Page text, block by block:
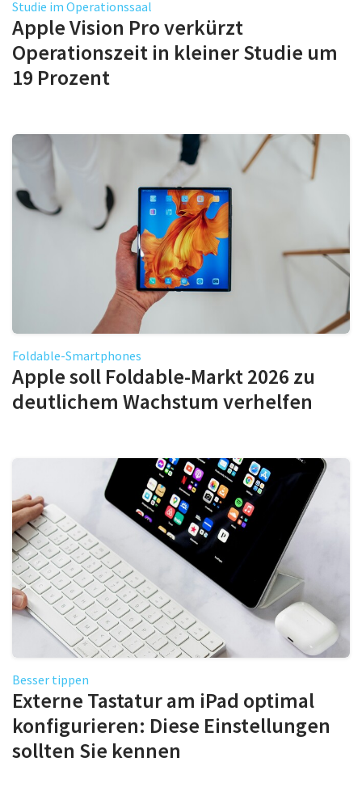
Studie im Operationssaal
Apple Vision Pro verkürzt
Operationszeit in kleiner Studie um
19 Prozent
Foldable-Smartphones
Apple soll Foldable-Markt 2026 zu
deutlichem Wachstum verhelfen
Besser tippen
Externe Tastatur am iPad optimal
konfigurieren: Diese Einstellungen
sollten Sie kennen